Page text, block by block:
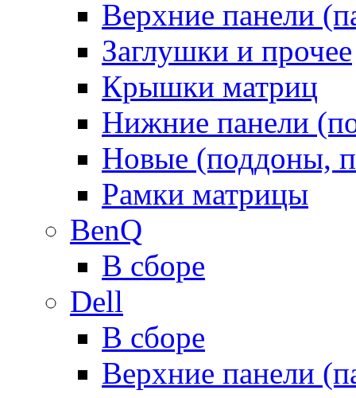
Верхние панели
Заглушки и прочее
Крышки матриц
Нижние панели
Новые (поддоны,
Рамки матрицы
BenQ
В сборе
Dell
В сборе
Верхние панели